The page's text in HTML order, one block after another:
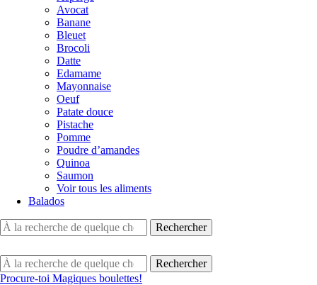
Avocat
Banane
Bleuet
Brocoli
Datte
Edamame
Mayonnaise
Oeuf
Patate douce
Pistache
Pomme
Poudre d’amandes
Quinoa
Saumon
Voir tous les aliments
Balados
Procure-toi Magiques boulettes!